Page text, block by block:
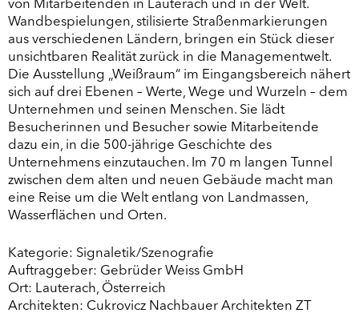
von Mitarbeitenden in Lauterach und in der Welt.
Wandbespielungen, stilisierte Straßenmarkierungen
aus verschiedenen Ländern, bringen ein Stück dieser
unsichtbaren Realität zurück in die Managementwelt.
Die Ausstellung „Weißraum“ im Eingangsbereich nähert
sich auf drei Ebenen – Werte, Wege und Wurzeln – dem
Unternehmen und seinen Menschen. Sie lädt
Besucherinnen und Besucher sowie Mitarbeitende
dazu ein, in die 500-jährige Geschichte des
Unternehmens einzutauchen. Im 70 m langen Tunnel
zwischen dem alten und neuen Gebäude macht man
eine Reise um die Welt entlang von Landmassen,
Wasserflächen und Orten.
Kategorie: Signaletik/Szenografie
Auftraggeber: Gebrüder Weiss GmbH
Ort: Lauterach, Österreich
Architekten: Cukrovicz Nachbauer Architekten ZT